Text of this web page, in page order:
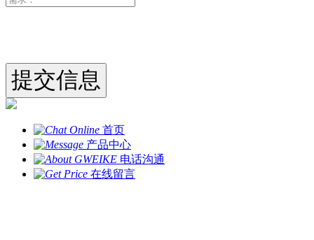
首页
产品中心
电话沟通
在线留言